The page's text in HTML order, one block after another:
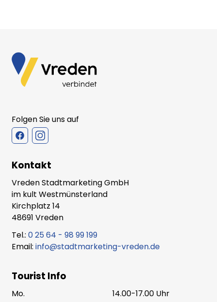
Folgen Sie uns auf
Kontakt
Vreden Stadtmarketing GmbH
im kult Westmünsterland
Kirchplatz 14
48691 Vreden
Tel.: 0 25 64 - 98 99 199
Email: info@stadtmarketing-vreden.de
Tourist Info
Mo.
14.00-17.00 Uhr